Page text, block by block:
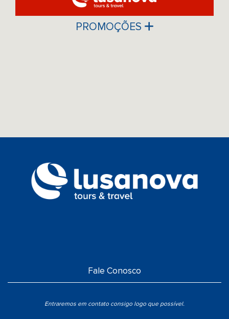
PROMOÇÕES
Fale Conosco
Entraremos em contato consigo logo que possível.